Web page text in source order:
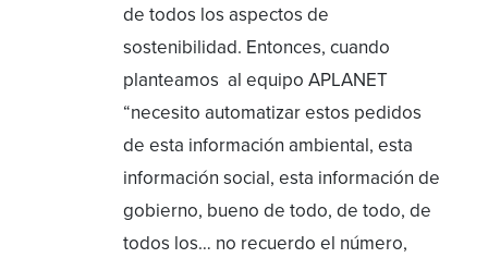
de todos los aspectos de
sostenibilidad. Entonces, cuando
planteamos al equipo APLANET
“necesito automatizar estos pedidos
de esta información ambiental, esta
información social, esta información de
gobierno, bueno de todo, de todo, de
todos los… no recuerdo el número,